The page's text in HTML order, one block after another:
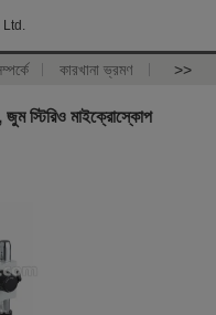
Ltd.
কারখানা ভ্রমণ >>
স্টিরিও মাইক্রোস্কোপ